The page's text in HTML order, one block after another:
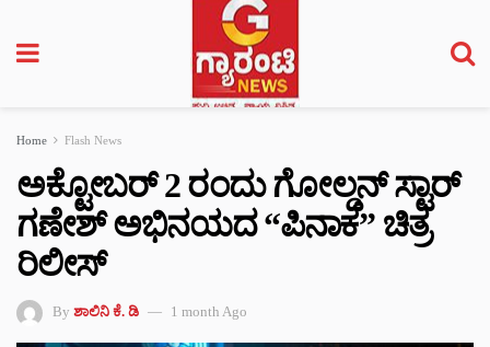
Home Flash News
ಅಕ್ಟೋಬರ್ 2 ರಂದು ಗೋಲ್ಡನ್ ಸ್ಟಾರ್
ಗಣೇಶ್ ಅಭಿನಯದ “ಪಿನಾಕ” ಚಿತ್ರ
ರಿಲೀಸ್
By ಶಾಲಿನಿ ಕೆ. ಡಿ 1 month Ago